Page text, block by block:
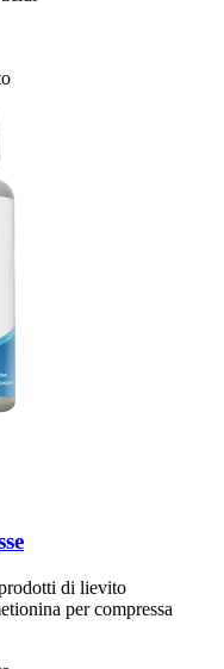
di lievito
per compressa